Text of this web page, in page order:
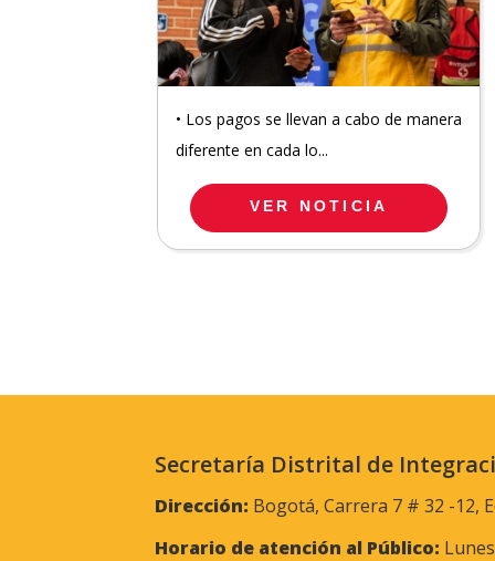
• Los pagos se llevan a cabo de manera
diferente en cada lo...
VER NOTICIA
Secretaría Distrital de
Dirección: Bogotá, Carrera 7 # 32 -12,
Horario de atención al Público: